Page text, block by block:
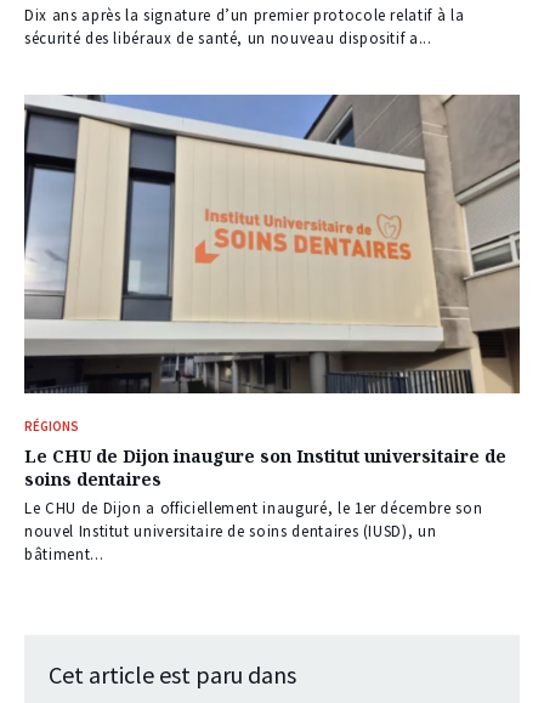
Dix ans après la signature d’un premier protocole relatif à la
sécurité des libéraux de santé, un nouveau dispositif a...
RÉGIONS
Le CHU de Dijon inaugure son Institut universitaire de
soins dentaires
Le CHU de Dijon a officiellement inauguré, le 1er décembre son
nouvel Institut universitaire de soins dentaires (IUSD), un
bâtiment...
Cet article est paru dans